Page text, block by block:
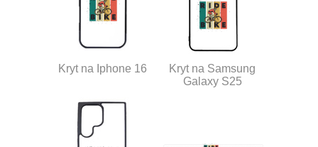
Kryt na Iphone 16
Kryt na Samsung
Galaxy S25